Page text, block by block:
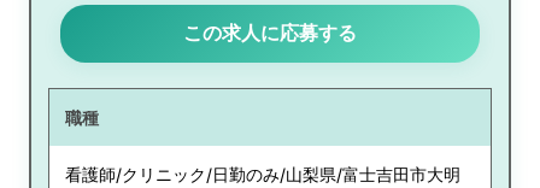
この求人に応募する
職種
看護師/クリニック/日勤のみ/山梨県/富士吉田市大明